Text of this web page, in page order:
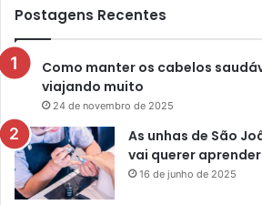
Postagens Recentes
Como manter os cabelos
viajando muito
24 de novembro de 2025
As unhas de São
vai querer aprender
16 de junho de 2025